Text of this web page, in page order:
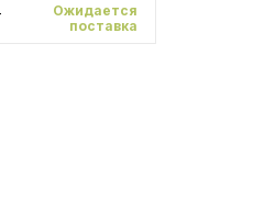
Ожидается
поставка